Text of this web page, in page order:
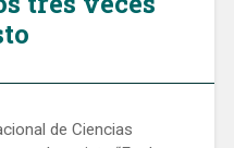
de Ciencias